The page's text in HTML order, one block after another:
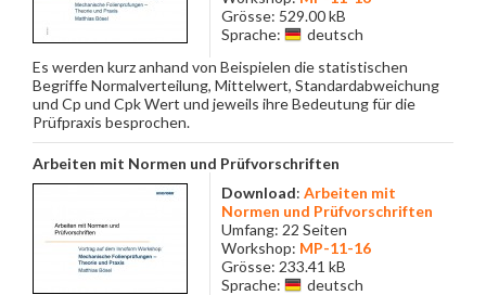
Grösse: 529.00 kB
Sprache:
deutsch
Es werden kurz anhand von Beispielen die statistischen
Begriffe Normalverteilung, Mittelwert, Standardabweichung
und Cp und Cpk Wert und jeweils ihre Bedeutung für die
Prüfpraxis besprochen.
Arbeiten mit Normen und Prüfvorschriften
Download: Arbeiten mit
Normen und Prüfvorschriften
Umfang: 22 Seiten
Workshop: MP-11-16
Grösse: 233.41 kB
Sprache:
deutsch